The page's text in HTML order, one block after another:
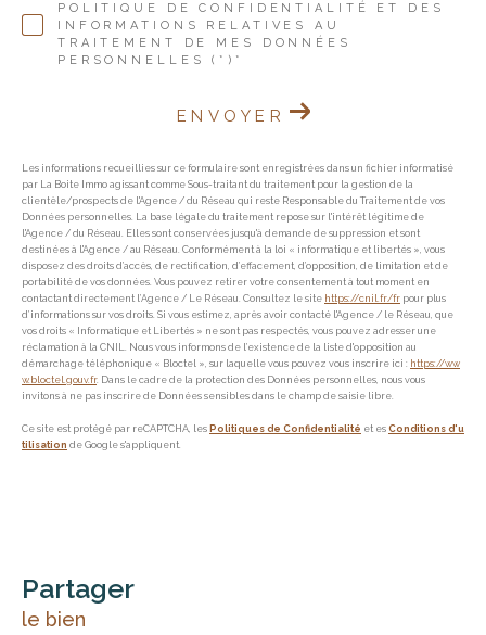
POLITIQUE DE CONFIDENTIALITÉ ET DES
INFORMATIONS RELATIVES AU
TRAITEMENT DE MES DONNÉES
PERSONNELLES (*)*
ENVOYER
Les informations recueillies sur ce formulaire sont enregistrées dans un fichier informatisé
par La Boite Immo agissant comme Sous-traitant du traitement pour la gestion de la
clientèle/prospects de l'Agence / du Réseau qui reste Responsable du Traitement de vos
Données personnelles. La base légale du traitement repose sur l'intérêt légitime de
l'Agence / du Réseau. Elles sont conservées jusqu'à demande de suppression et sont
destinées à l'Agence / au Réseau. Conformément à la loi « informatique et libertés », vous
disposez des droits d’accès, de rectification, d’effacement, d’opposition, de limitation et de
portabilité de vos données. Vous pouvez retirer votre consentement à tout moment en
contactant directement l’Agence / Le Réseau. Consultez le site https://cnil.fr/fr pour plus
d’informations sur vos droits. Si vous estimez, après avoir contacté l'Agence / le Réseau, que
vos droits « Informatique et Libertés » ne sont pas respectés, vous pouvez adresser une
réclamation à la CNIL. Nous vous informons de l’existence de la liste d'opposition au
démarchage téléphonique « Bloctel », sur laquelle vous pouvez vous inscrire ici : https://ww
w.bloctel.gouv.fr. Dans le cadre de la protection des Données personnelles, nous vous
invitons à ne pas inscrire de Données sensibles dans le champ de saisie libre.
Ce site est protégé par reCAPTCHA, les Politiques de Confidentialité et es Conditions d'u
tilisation de Google s'appliquent.
partager
le bien